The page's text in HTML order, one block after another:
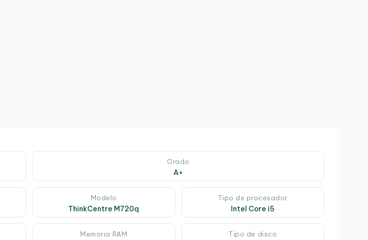
Grado
A+
Modelo
ThinkCentre M720q
Tipo de procesador
Intel Core i5
Memoria RAM Tipo de disco